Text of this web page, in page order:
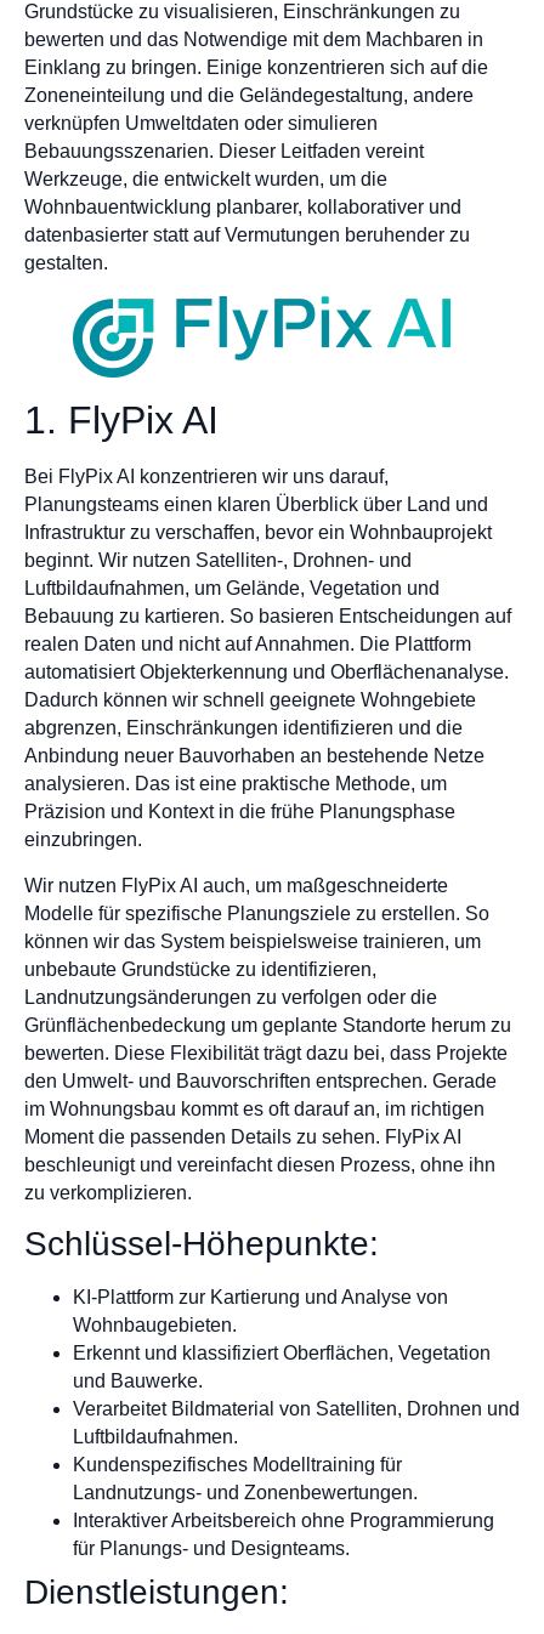
Grundstücke zu visualisieren, Einschränkungen zu
bewerten und das Notwendige mit dem Machbaren in
Einklang zu bringen. Einige konzentrieren sich auf die
Zoneneinteilung und die Geländegestaltung, andere
verknüpfen Umweltdaten oder simulieren
Bebauungsszenarien. Dieser Leitfaden vereint
Werkzeuge, die entwickelt wurden, um die
Wohnbauentwicklung planbarer, kollaborativer und
datenbasierter statt auf Vermutungen beruhender zu
gestalten.
1. FlyPix AI
Bei FlyPix AI konzentrieren wir uns darauf,
Planungsteams einen klaren Überblick über Land und
Infrastruktur zu verschaffen, bevor ein Wohnbauprojekt
beginnt. Wir nutzen Satelliten-, Drohnen- und
Luftbildaufnahmen, um Gelände, Vegetation und
Bebauung zu kartieren. So basieren Entscheidungen auf
realen Daten und nicht auf Annahmen. Die Plattform
automatisiert Objekterkennung und Oberflächenanalyse.
Dadurch können wir schnell geeignete Wohngebiete
abgrenzen, Einschränkungen identifizieren und die
Anbindung neuer Bauvorhaben an bestehende Netze
analysieren. Das ist eine praktische Methode, um
Präzision und Kontext in die frühe Planungsphase
einzubringen.
Wir nutzen FlyPix AI auch, um maßgeschneiderte
Modelle für spezifische Planungsziele zu erstellen. So
können wir das System beispielsweise trainieren, um
unbebaute Grundstücke zu identifizieren,
Landnutzungsänderungen zu verfolgen oder die
Grünflächenbedeckung um geplante Standorte herum zu
bewerten. Diese Flexibilität trägt dazu bei, dass Projekte
den Umwelt- und Bauvorschriften entsprechen. Gerade
im Wohnungsbau kommt es oft darauf an, im richtigen
Moment die passenden Details zu sehen. FlyPix AI
beschleunigt und vereinfacht diesen Prozess, ohne ihn
zu verkomplizieren.
Schlüssel-Höhepunkte:
KI-Plattform zur Kartierung und Analyse von
Wohnbaugebieten.
Erkennt und klassifiziert Oberflächen, Vegetation
und Bauwerke.
Verarbeitet Bildmaterial von Satelliten, Drohnen und
Luftbildaufnahmen.
Kundenspezifisches Modelltraining für
Landnutzungs- und Zonenbewertungen.
Interaktiver Arbeitsbereich ohne Programmierung
für Planungs- und Designteams.
Dienstleistungen: